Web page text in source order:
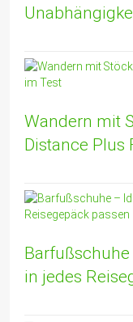
Wandern mit
Distance Plus
Barfußschuhe
in jedes